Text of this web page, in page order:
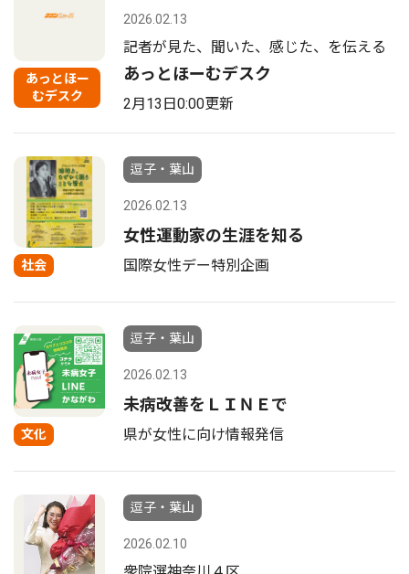
あっとほー
むデスク
2026.02.13
記者が見た、聞いた、感じた、を伝える
あっとほーむデスク
2月13日0:00更新
社会
逗子・葉山
2026.02.13
女性運動家の生涯を知る
国際女性デー特別企画
文化
逗子・葉山
2026.02.13
未病改善をＬＩＮＥで
県が女性に向け情報発信
逗子・葉山
2026.02.10